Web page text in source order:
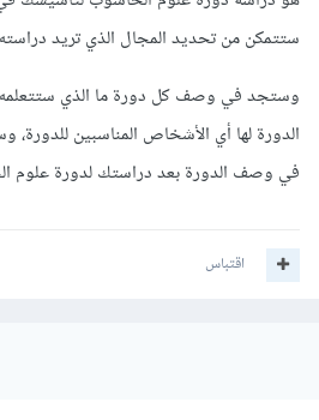
ستتمكن من تحديد المجال الذي تريد
وستجد في وصف كل دورة ما الذي ستتعلمه
الدورة لها أي الأشخاص المناسبين
في وصف الدورة بعد دراستك لدورة علوم
اقتباس